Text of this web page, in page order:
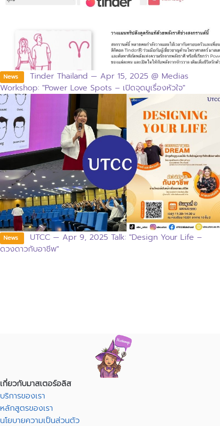
News
Tinder Thailand — Apr 15, 2025 @ Medias
Workshop: "Power Love Spots – เปิดจุดมูเรื่องหัวใจ"
News
UTCC — Apr 9, 2025 Talk: "Design Your Life –
ดวงดาวกับอาชีพ"
เกี่ยวกับมาสเตอร์อลิส
บริการของเรา
หลักสูตรของเรา
นโยบายความเป็นส่วนตัว